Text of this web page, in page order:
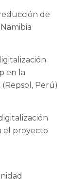
de
en la
Perú)
el proyecto